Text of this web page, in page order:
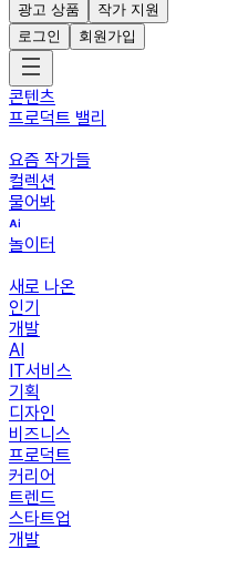
광고 상품
작가 지원
로그인
회원가입
콘텐츠
프로덕트 밸리
요즘 작가들
컬렉션
물어봐
놀이터
새로 나온
인기
개발
AI
IT서비스
기획
디자인
비즈니스
프로덕트
커리어
트렌드
스타트업
개발